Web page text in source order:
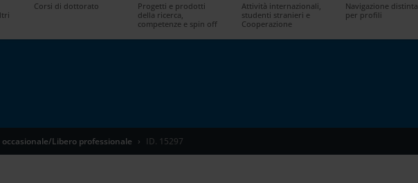
Corsi di dottorato
Progetti e prodotti
della ricerca,
competenze e spin off
Attività internazionali,
studenti stranieri e
Cooperazione
Navigazione distinta
per profili
Libero professionale ID. 15297